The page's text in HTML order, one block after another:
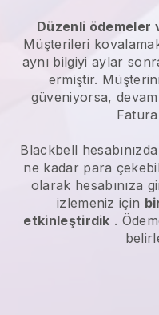
Düzenli ödemeler
Müşterileri
aynı bilgiyi aylar
ermiştir.
güveniyorsa,
Blackbell
ne kadar para
olarak hesabınıza
izlemeniz için
etkinleştirdik .